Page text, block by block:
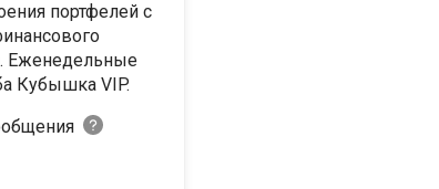
портфелей с
Еженедельные
Кубышка VIP.